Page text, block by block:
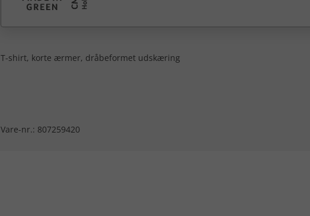
T-shirt, korte ærmer, dråbeformet udskæring
Vare-nr.: 807259420